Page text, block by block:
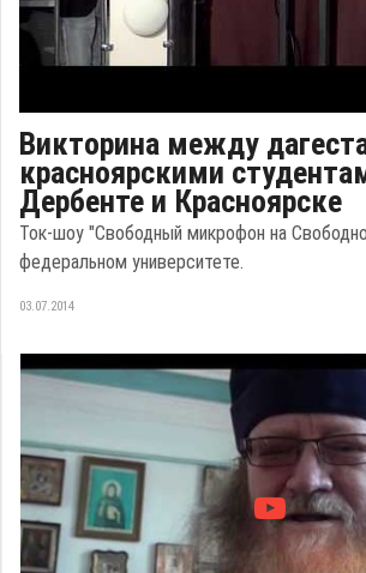
Викторина между
красноярскими
Дербенте и Красноярске
Ток-шоу "Свободный микрофон на
федеральном университете.
03.07.2014